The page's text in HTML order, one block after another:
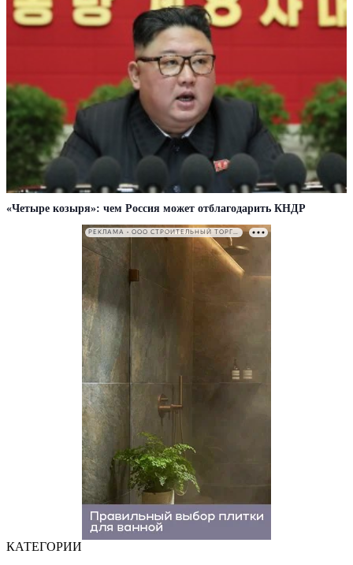
«Четыре козыря»: чем Россия может отблагодарить КНДР
РЕКЛАМА • ООО СТРОИТЕЛЬНЫЙ ТОРГОВЫЙ ДОМ «ПЕТРОВИЧ». ИНН: 7802348846
КАТЕГОРИИ